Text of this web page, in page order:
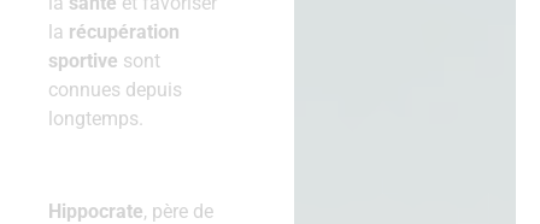
la récupération
sportive sont
connues depuis
longtemps.
Hippocrate, père de